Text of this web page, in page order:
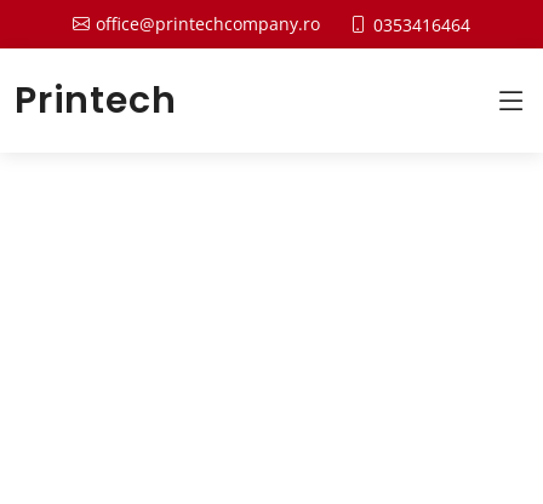
office@printechcompany.ro 0353416464
Printech